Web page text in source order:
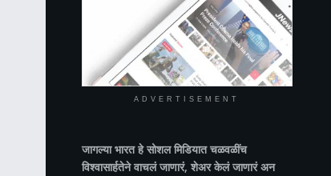
ADVERTISEMENT
जागल्या भारतहे सोशल मिडियात चळवळींच
विश्वासार्हतेने वाचलं जाणारं, शेअर केलं जाणारं अन